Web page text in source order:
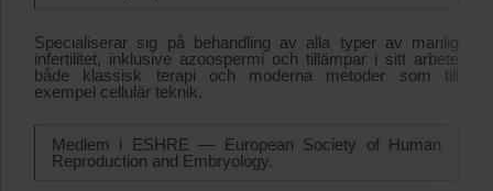
Specialiserar sig på behandling av alla typer av manlig
infertilitet, inklusive azoospermi och tillämpar i sitt arbete
både klassisk terapi och moderna metoder som till
exempel cellulär teknik.
Medlem i ESHRE ― European Society of Human
Reproduction and Embryology.